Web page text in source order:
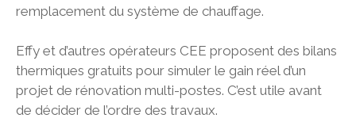
remplacement du système de chauffage.
Effy et d’autres opérateurs CEE proposent des bilans
thermiques gratuits pour simuler le gain réel d’un
projet de rénovation multi-postes. C’est utile avant
de décider de l’ordre des travaux.